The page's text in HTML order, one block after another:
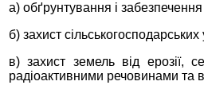
а) обґрунтування і
б) захист
в) захист земель від ерозії,
радіоактивними речовинами та